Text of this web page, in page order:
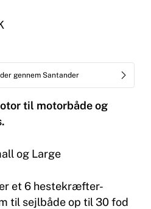
gennem Santander
til motorbåde og
og Large
er et 6 hestekræfter-
til sejlbåde op til 30 fod